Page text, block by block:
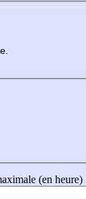
(en heure)